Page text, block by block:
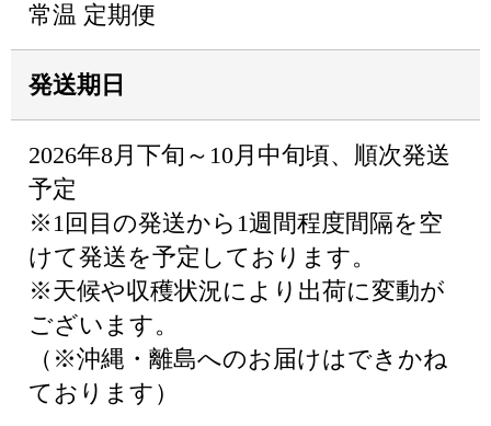
常温 定期便
発送期日
2026年8月下旬～10月中旬頃、順次発送
予定
※1回目の発送から1週間程度間隔を空
けて発送を予定しております。
※天候や収穫状況により出荷に変動が
ございます。
（※沖縄・離島へのお届けはできかね
ております）